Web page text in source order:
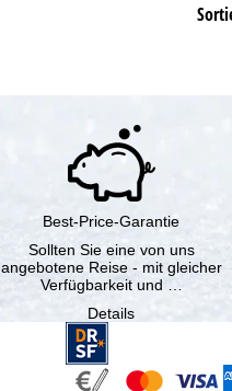
Best-Price-Garantie
Sollten Sie eine von uns
angebotene Reise - mit gleicher
Verfügbarkeit und …
Details